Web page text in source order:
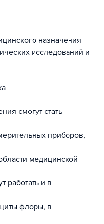
назначения
исследований и
смогут стать
приборов,
медицинской
работать и в
флоры, в